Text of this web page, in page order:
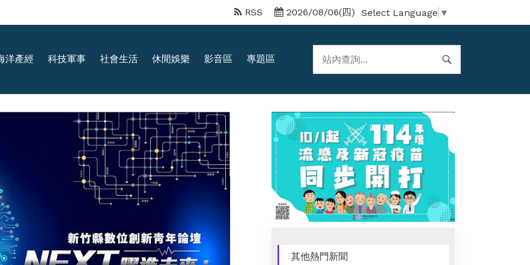
Select Language ▼
2026/08/06(四)
RSS
洋產經 科技軍事 社會生活 休閒娛樂 影音區 專題區
其他熱門新聞